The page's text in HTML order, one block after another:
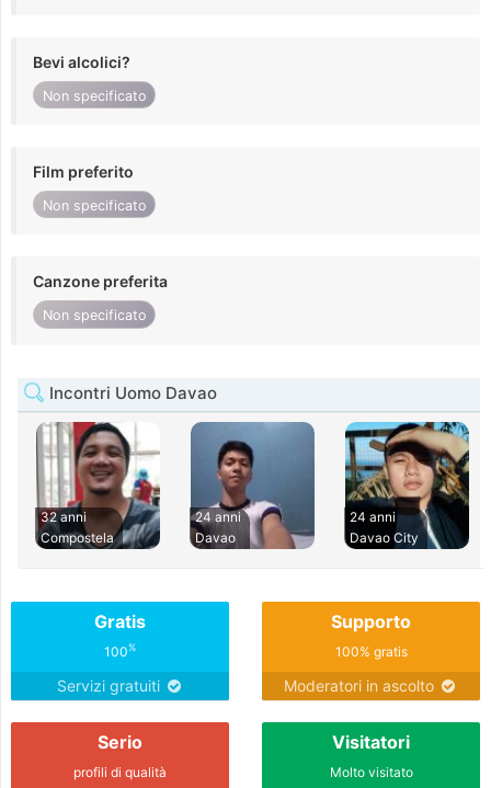
Bevi alcolici?
Non specificato
Film preferito
Non specificato
Canzone preferita
Non specificato
Incontri Uomo Davao
32 anni
Compostela
24 anni
Davao
24 anni
Davao City
Gratis
100%
Servizi gratuiti
Supporto
100% gratis
Moderatori in ascolto
Serio
profili di qualità
Visitatori
Molto visitato